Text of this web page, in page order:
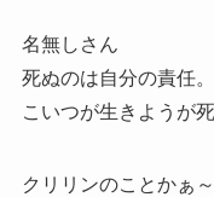
名無しさん
死ぬのは自分の責任。
こいつが生きようが
クリリンのことかぁ